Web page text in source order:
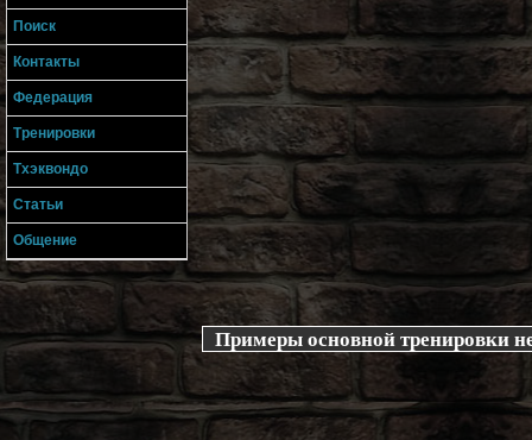
Примеры основной тренировки
Поиск
Контакты
Федерация
Тренировки
Тхэквондо
Статьи
Общение